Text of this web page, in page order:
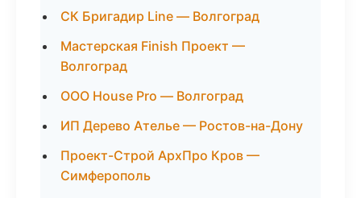
СК Бригадир Line — Волгоград
Мастерская Finish Проект —
Волгоград
ООО House Pro — Волгоград
ИП Дерево Ателье — Ростов-на-Дону
Проект-Строй АрхПро Кров —
Симферополь